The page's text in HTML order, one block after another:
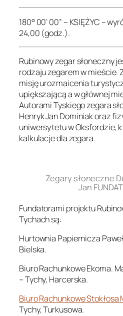
180° 00’ 00” – KSIĘŻYC –
24,00 (godz.).
Rubinowy zegar słoneczny
rodzaju zegarem w mieście.
misję urozmaicenia
upiększającą a w głównej
Autorami Tyskiego zegara
Henryk Jan Dominiak oraz
uniwersytetu w Oksfordzie,
kalkulacje dla zegara.
Zegary słoneczne
Jan
Fundatorami projektu
Tychach są:
Hurtownia Papiernicza
Bielska.
Biuro Rachunkowe Ekoma.
– Tychy, Harcerska.
Biuro Rachunkowe Stokłosa
Tychy, Turkusowa.